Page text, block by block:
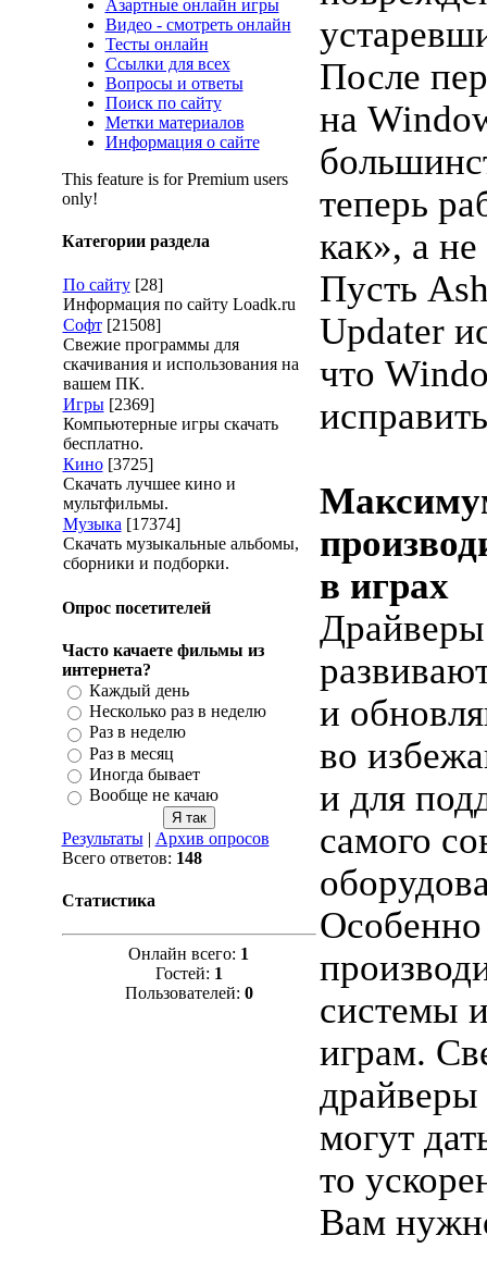
Азартные онлайн игры
Видео - смотреть онлайн
Тесты онлайн
Ссылки для всех
Вопросы и ответы
Поиск по сайту
Метки материалов
Информация о сайте
This feature is for Premium users
only!
Категории раздела
По сайту [28]
Информация по сайту Loadk.ru
Софт [21508]
Свежие программы для
скачивания и использования на
вашем ПК.
Игры [2369]
Компьютерные игры скачать
бесплатно.
Кино [3725]
Скачать лучшее кино и
мультфильмы.
Музыка [17374]
Скачать музыкальные альбомы,
сборники и подборки.
Опрос посетителей
Часто качаете фильмы из
интернета?
Каждый день
Несколько раз в неделю
Раз в неделю
Раз в месяц
Иногда бывает
Вообще не качаю
Результаты| Архив опросов
Всего ответов: 148
Статистика
Онлайн всего: 1
Гостей: 1
Пользователей: 0
После
на
теперь
как», а
Пусть
Updater
что
в играх
и
во
и для
самого
системы
играм.
драйверы
могут
то
Вам